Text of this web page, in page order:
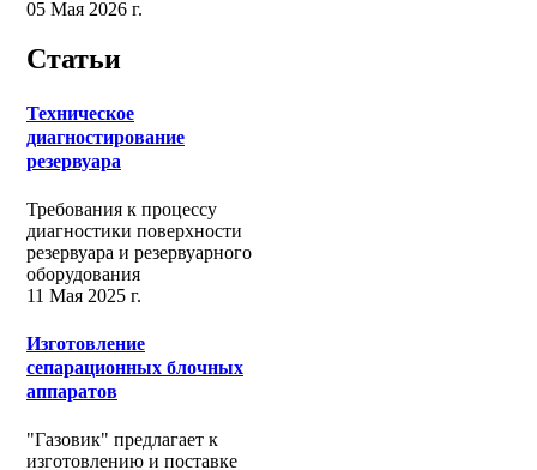
05 Мая 2026 г.
Статьи
Техническое
диагностирование
резервуара
Требования к процессу
диагностики поверхности
резервуара и резервуарного
оборудования
11 Мая 2025 г.
Изготовление
сепарационных блочных
аппаратов
"Газовик" предлагает к
изготовлению и поставке